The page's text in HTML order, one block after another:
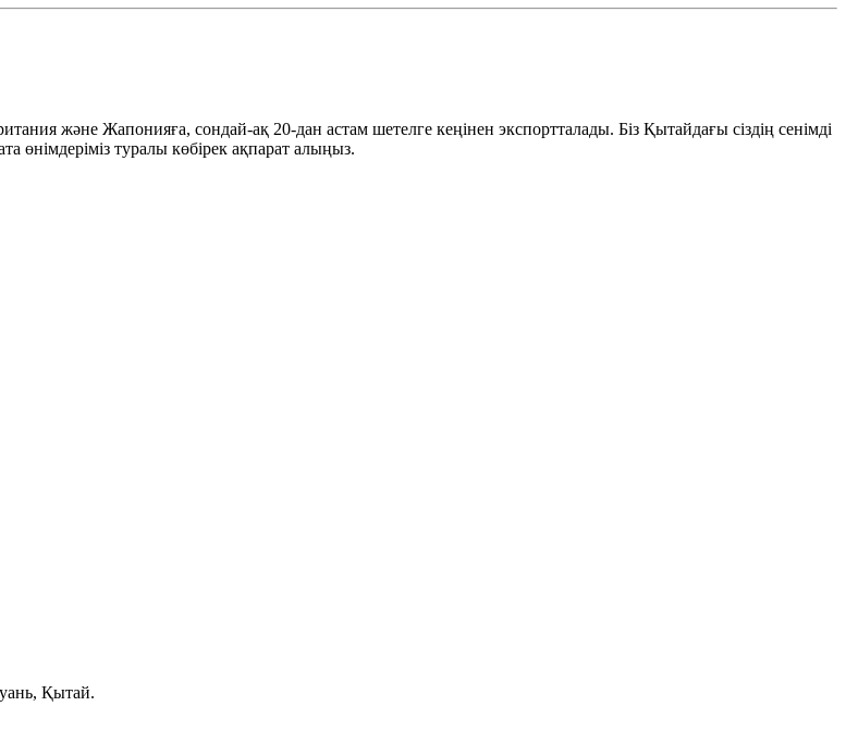
және Жапонияға, сондай-ақ 20-дан астам шетелге кеңінен экспортталады. Біз Қытайдағы сіздің сенімді
өнімдеріміз туралы көбірек ақпарат алыңыз.
Қытай.